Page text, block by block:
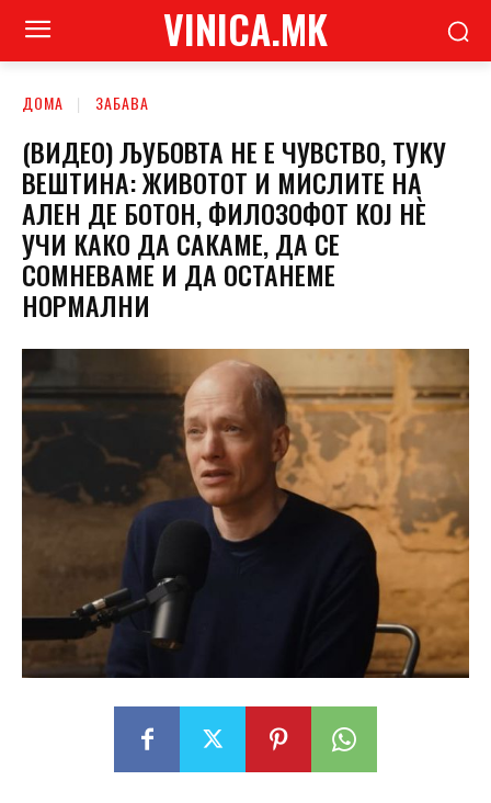
VINICA.MK
ДОМА ЗАБАВА
(ВИДЕО) ЉУБОВТА НЕ Е ЧУВСТВО, ТУКУ
ВЕШТИНА: ЖИВОТОТ И МИСЛИТЕ НА
АЛЕН ДЕ БОТОН, ФИЛОЗОФОТ КОЈ НÈ
УЧИ КАКО ДА САКАМЕ, ДА СЕ
СОМНЕВАМЕ И ДА ОСТАНЕМЕ
НОРМАЛНИ